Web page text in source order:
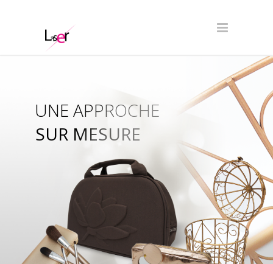
SUR MESURE
UNE APPROCHE